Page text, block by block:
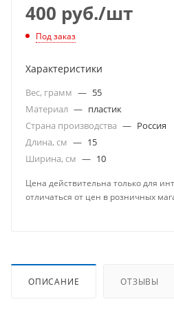
400 руб./шт
Под заказ
Характеристики
Вес, грамм — 55
Материал — пластик
Страна производства — Россия
Длина, см — 15
Ширина, см — 10
Цена действительна только для
отличаться от цен в розничных
ОПИСАНИЕ ОТЗЫВЫ